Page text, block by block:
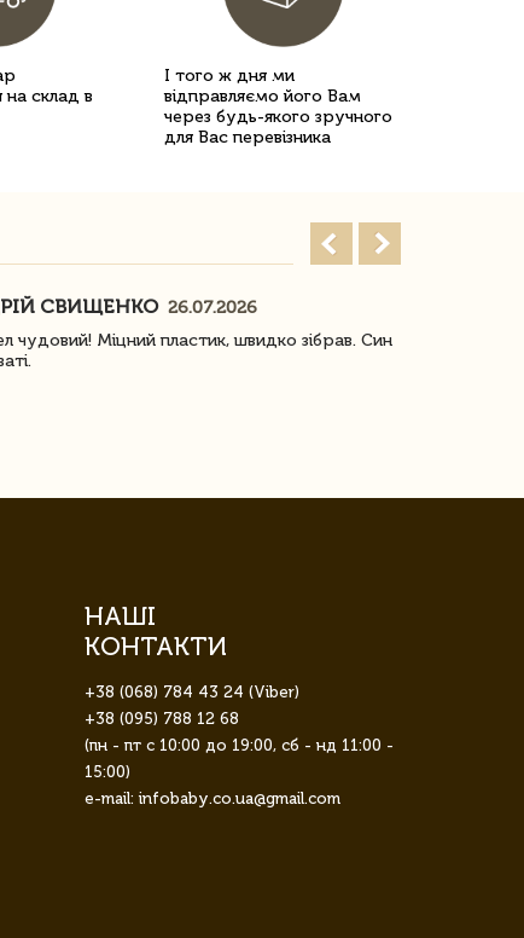
на склад в
І того ж дня ми
відправляємо його Вам
через будь-якого зручного
для Вас перевізника
СВИЩЕНКО 26.07.2026
чудовий! Міцний пластик, швидко зібрав. Син
НАШІ
КОНТАКТИ
+38 (068) 784 43 24 (Viber)
+38 (095) 788 12 68
(пн - пт с 10:00 до 19:00, сб - нд 11:00 -
15:00)
e-mail: infobaby.co.ua@gmail.com